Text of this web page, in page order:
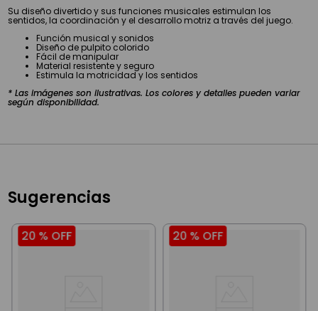
Su diseño divertido y sus funciones musicales estimulan los
sentidos, la coordinación y el desarrollo motriz a través del juego.
Función musical y sonidos
Diseño de pulpito colorido
Fácil de manipular
Material resistente y seguro
Estimula la motricidad y los sentidos
* Las imágenes son ilustrativas. Los colores y detalles pueden variar
según disponibilidad.
Sugerencias
20 % OFF 20 % OFF